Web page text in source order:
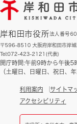
岸和田市役所法人番号
〒596-8510 大阪府岸和田市岸
Tel:072-423-2121(代表)
開庁時間:午前9時から午後5
（土曜日、日曜日、祝日、年
利用案内 サイトマ
アクセシビリティ